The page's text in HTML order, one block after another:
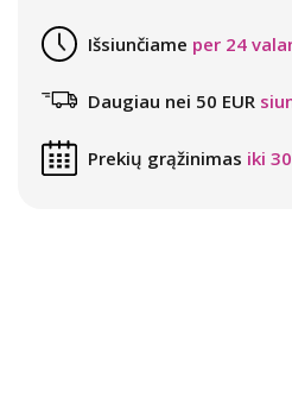
Išsiunčiame per 24
Daugiau nei 50 EUR
Prekių grąžinimas iki